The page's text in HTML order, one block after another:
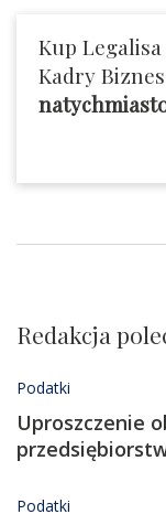
Kup
Kadry
Redakcja
Podatki
Uproszczenie
Podatki